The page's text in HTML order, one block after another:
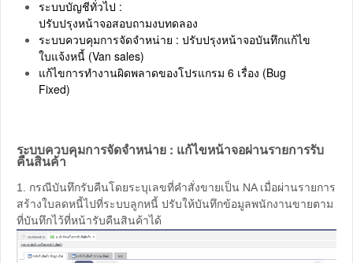
ระบบบัญชีทั่วไป :
ปรับปรุงหน้าจอสอบถามงบทดลอง
ระบบควบคุมการจัดจำหน่าย : ปรับปรุงหน้าจอบันทึกแก้ไข
ใบแจ้งหนี้ (Van sales)
แก้ไขการทำงานผิดพลาดของโปรแกรม 6 เรื่อง (Bug
Fixed)
ระบบควบคุมการจัดจำหน่าย : แก้ไขหน้าจอผ่านรายการรับ
คืนสินค้า
1. กรณีบันทึกรับคืนโดยระบุเลขที่คำสั่งขายเป็น NA เมื่อผ่านรายการ
สร้างใบลดหนี้ไปที่ระบบลูกหนี้ ปรับให้บันทึกข้อมูลพนักงานขายตาม
ที่บันทึกไว้ที่หน้ารับคืนสินค้าได้